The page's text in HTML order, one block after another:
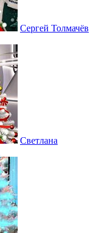
Сергей Толмачёв
Светлана